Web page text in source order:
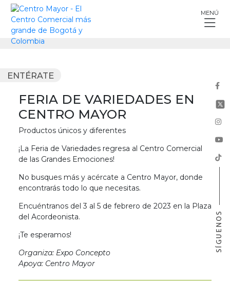
Skip
MENÚ
ENTÉRATE
FERIA DE VARIEDADES EN
CENTRO MAYOR
Productos únicos y diferentes
¡La Feria de Variedades regresa al Centro Comercial
de las Grandes Emociones!
No busques más y acércate a Centro Mayor, donde
encontrarás todo lo que necesitas.
Encuéntranos del 3 al 5 de febrero de 2023 en la Plaza
del Acordeonista.
¡Te esperamos!
Organiza: Expo Concepto
Apoya: Centro Mayor